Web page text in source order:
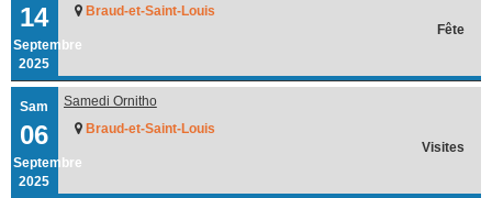
14
Septembre
2025
Braud-et-Saint-Louis
Fête
Sam
06
Septembre
2025
Samedi Ornitho
Braud-et-Saint-Louis
Visites